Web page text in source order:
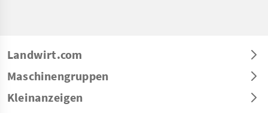
Landwirt.com
Maschinengruppen
Kleinanzeigen